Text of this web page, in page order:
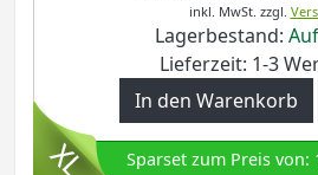
inkl. MwSt. zzgl.
Lagerbestand:
Lieferzeit: 1-3
In den Warenkorb
Sparset zum Preis von: